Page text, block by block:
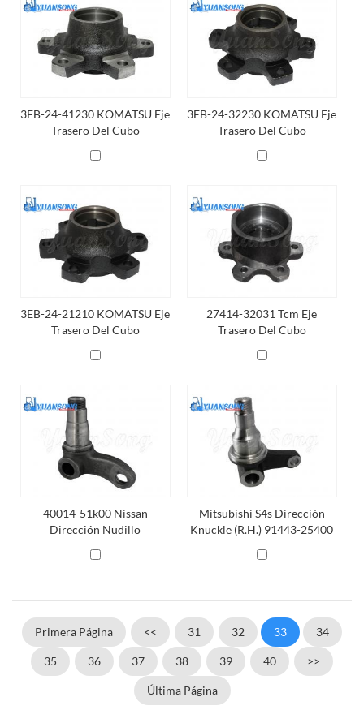
3EB-24-41230 KOMATSU Eje
Trasero Del Cubo
3EB-24-32230 KOMATSU Eje
Trasero Del Cubo
3EB-24-21210 KOMATSU Eje
Trasero Del Cubo
27414-32031 Tcm Eje
Trasero Del Cubo
40014-51k00 Nissan
Dirección Nudillo
Mitsubishi S4s Dirección
Knuckle (R.H.) 91443-25400
Primera Página << 31 32 33 34
35 36 37 38 39 40 >>
Última Página